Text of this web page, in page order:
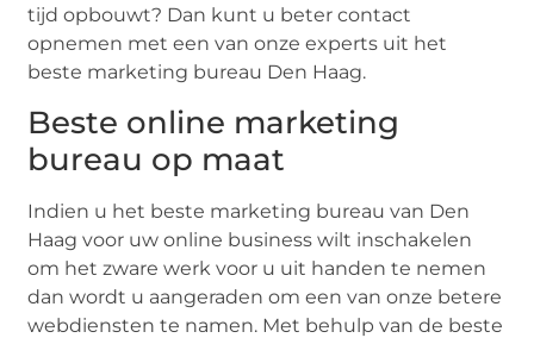
tijd opbouwt? Dan kunt u beter contact
opnemen met een van onze experts uit het
beste marketing bureau Den Haag.
Beste online marketing
bureau op maat
Indien u het beste marketing bureau van Den
Haag voor uw online business wilt inschakelen
om het zware werk voor u uit handen te nemen
dan wordt u aangeraden om een van onze betere
webdiensten te namen. Met behulp van de beste